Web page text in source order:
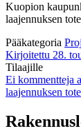
Kuopion
laajennuksen
Pääkategoria
Kirjoitettu 28.
Tilaajille
Ei kommentteja
laajennuksen